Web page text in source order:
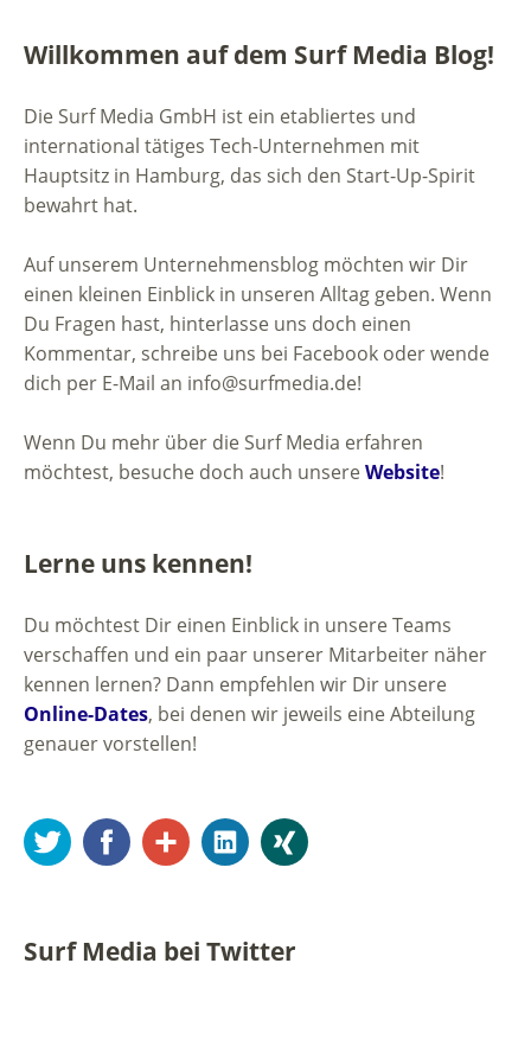
Willkommen auf dem Surf Media Blog!
Die Surf Media GmbH ist ein etabliertes und
international tätiges Tech-Unternehmen mit
Hauptsitz in Hamburg, das sich den Start-Up-Spirit
bewahrt hat.
Auf unserem Unternehmensblog möchten wir Dir
einen kleinen Einblick in unseren Alltag geben. Wenn
Du Fragen hast, hinterlasse uns doch einen
Kommentar, schreibe uns bei Facebook oder wende
dich per E-Mail an info@surfmedia.de!
Wenn Du mehr über die Surf Media erfahren
möchtest, besuche doch auch unsereWebsite!
Lerne uns kennen!
Du möchtest Dir einen Einblick in unsere Teams
verschaffen und ein paar unserer Mitarbeiter näher
kennen lernen? Dann empfehlen wir Dir unsere
Online-Dates, bei denen wir jeweils eine Abteilung
genauer vorstellen!
Twitter FacebookGoogle+LinkedIn
Surf Media bei Twitter